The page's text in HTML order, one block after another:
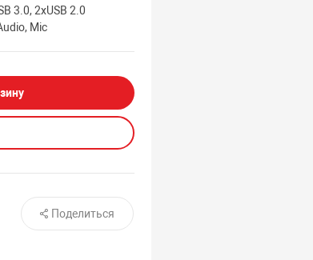
3.0, 2xUSB 2.0
Mic
Поделиться